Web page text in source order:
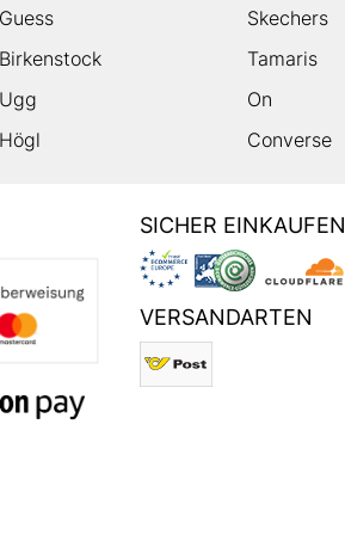
Skechers
Tamaris
On
Converse
SICHER EINKAUFEN
VERSANDARTEN